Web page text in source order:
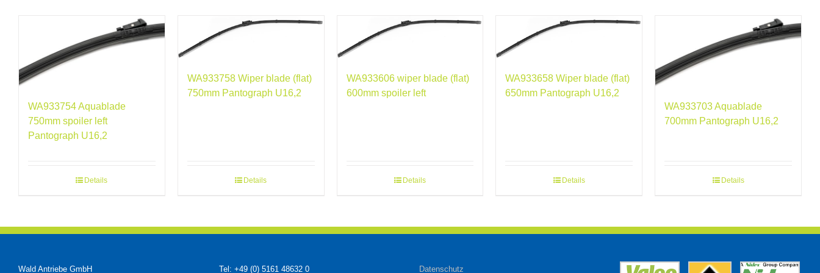
WA933754 Aquablade
750mm spoiler left
Pantograph U16,2
Details
WA933758 Wiper blade (flat)
750mm Pantograph U16,2
Details
WA933606 wiper blade (flat)
600mm spoiler left
Details
WA933658 Wiper blade (flat)
650mm Pantograph U16,2
Details
WA933703 Aquablade
700mm Pantograph U16,2
Details
Wald Antriebe GmbH Tel: +49 (0) 5161 48632 0 Datenschutz